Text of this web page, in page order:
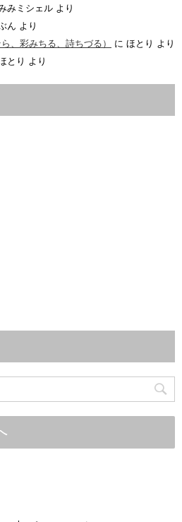
みミシェル より
ん より
、彩みちる、詩ちづる）
に ほとり より
とり より